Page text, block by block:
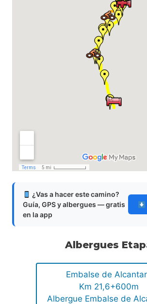
¿Vas a hacer este camino?
Guía, GPS y albergues — gratis
en la app
Albergues
Embalse de
Km 21,6+600m
Albergue Embalse de